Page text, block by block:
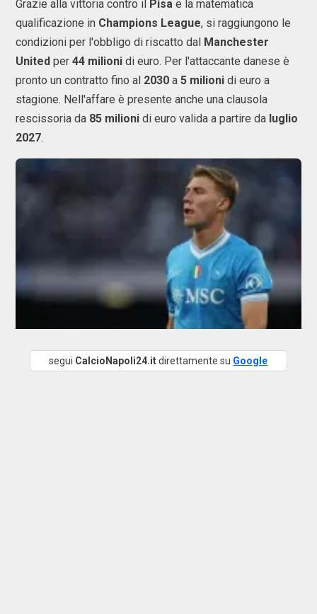
Grazie alla vittoria contro il Pisa e la matematica
qualificazione in Champions League, si raggiungono le
condizioni per l'obbligo di riscatto dal Manchester
United per 44 milioni di euro. Per l'attaccante danese è
pronto un contratto fino al 2030 a 5 milioni di euro a
stagione. Nell'affare è presente anche una clausola
rescissoria da 85 milioni di euro valida a partire da luglio
2027.
segui CalcioNapoli24.itdirettamente su Google